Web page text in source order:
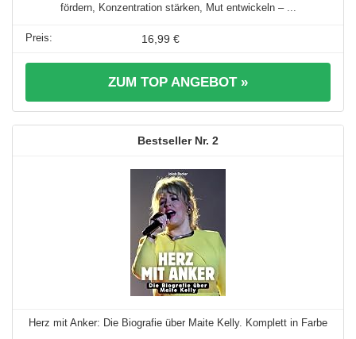
fördern, Konzentration stärken, Mut entwickeln – ...
16,99 €
ZUM TOP ANGEBOT »
2
Herz mit Anker: Die Biografie über Maite Kelly. Komplett in Farbe